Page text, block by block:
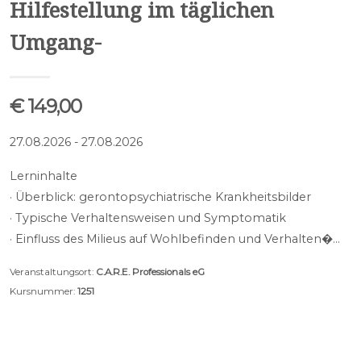
Hilfestellung im täglichen
Umgang-
€ 149,00
27.08.2026 - 27.08.2026
Lerninhalte
· Überblick: gerontopsychiatrische Krankheitsbilder
· Typische Verhaltensweisen und Symptomatik
· Einfluss des Milieus auf Wohlbefinden und Verhalten�…
Veranstaltungsort: C.A.R.E. Professionals eG
Kursnummer: 1251